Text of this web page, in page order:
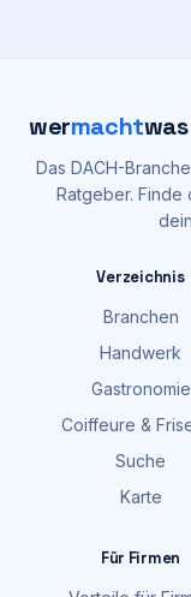
wermachtwas
Das DACH-
Ratgeber. Finde
Verzeichnis
Branchen
Handwerk
Gastronomie
Coiffeure &
Suche
Karte
Für Firmen